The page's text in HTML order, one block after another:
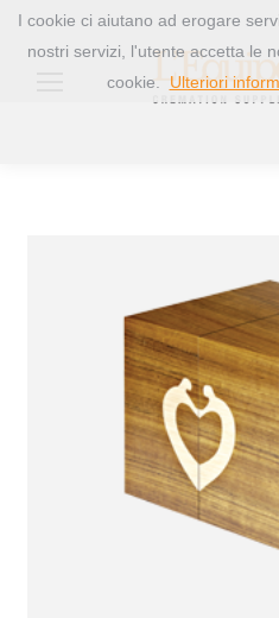
I cookie ci aiutano ad erogare
nostri servizi, l'utente accetta le
cookie.
Ulteriori